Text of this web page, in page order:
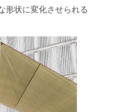
形状に変化させられる